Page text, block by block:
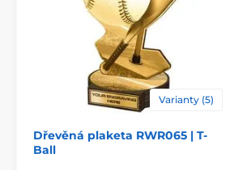
Varianty (5)
Dřevěná plaketa RWR065 | T-
Ball